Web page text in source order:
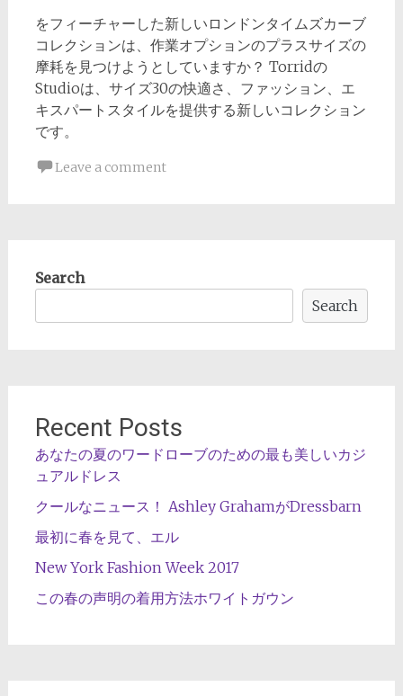
をフィーチャーした新しいロンドンタイムズカーブ
コレクションは、作業オプションのプラスサイズの
摩耗を見つけようとしていますか？ Torridの
Studioは、サイズ30の快適さ、ファッション、エ
キスパートスタイルを提供する新しいコレクション
です。
Leave a comment
Search
Search
Recent Posts
あなたの夏のワードローブのための最も美しいカジ
ュアルドレス
クールなニュース！ Ashley GrahamがDressbarn
最初に春を見て、エル
New York Fashion Week 2017
この春の声明の着用方法ホワイトガウン